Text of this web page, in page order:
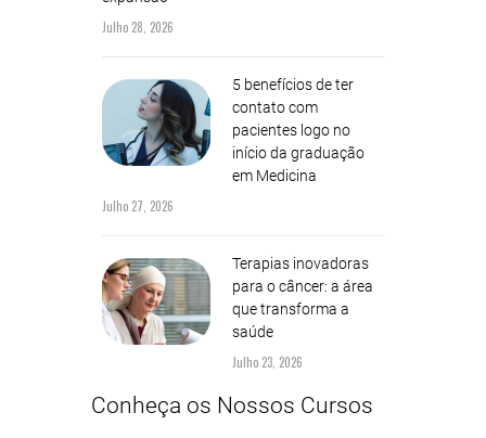
Julho 28, 2026
5 benefícios de ter
contato com
pacientes logo no
início da graduação
em Medicina
Julho 27, 2026
Terapias inovadoras
para o câncer: a área
que transforma a
saúde
Julho 23, 2026
Conheça os Nossos Cursos